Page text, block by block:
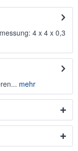
4 x 4 x 0,3
mehr